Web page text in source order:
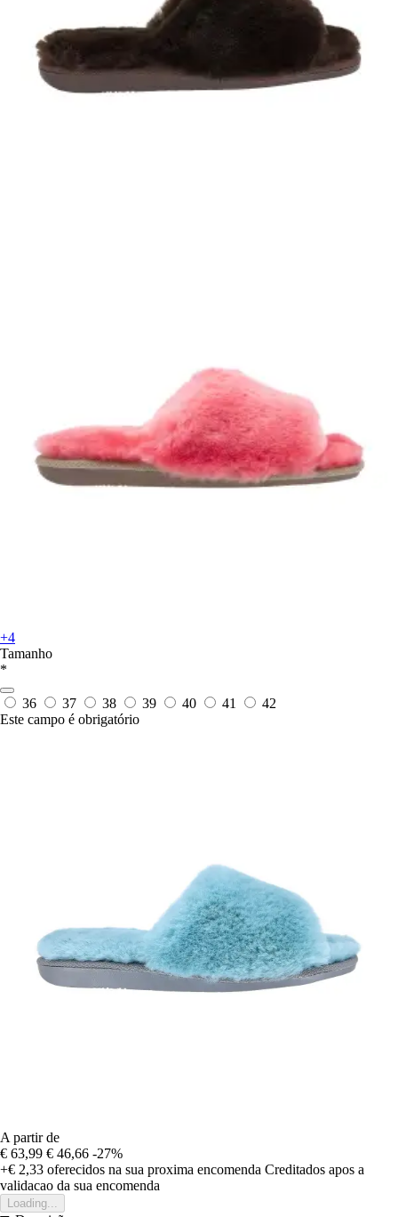
+4
Tamanho
*
36 37 38 39 40 41
42
Este campo é obrigatório
A partir de
€ 63,99 € 46,66 -27%
+€ 2,33 oferecidos na sua proxima encomenda Creditados apos a
validacao da sua encomenda
Loading...